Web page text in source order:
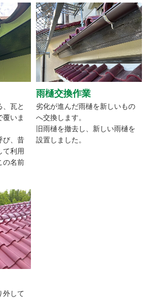
、瓦と
覆いま
び、昔
て利用
の名前
雨樋交換作業
劣化が進んだ雨樋を新しいもの
へ交換します。
旧雨樋を撤去し、新しい雨樋を
設置しました。
外して